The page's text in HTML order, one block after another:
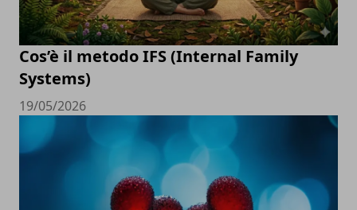
Cos’è il metodo IFS (Internal Family
Systems)
19/05/2026